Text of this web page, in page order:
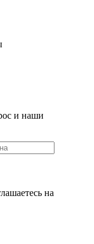
и наши
на